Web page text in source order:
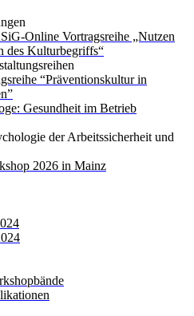
Online Vortragsreihe „Nutzen
des Kulturbegriffs“
“Präventionskultur in
Gesundheit im Betrieb
der Arbeitssicherheit und
2026 in Mainz